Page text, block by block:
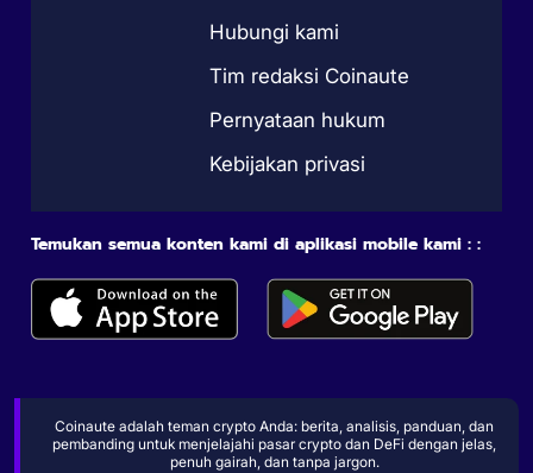
Hubungi kami
Tim redaksi Coinaute
Pernyataan hukum
Kebijakan privasi
Temukan semua konten kami di aplikasi mobile kami : :
Coinaute adalah teman crypto Anda: berita, analisis, panduan, dan
pembanding untuk menjelajahi pasar crypto dan DeFi dengan jelas,
penuh gairah, dan tanpa jargon.